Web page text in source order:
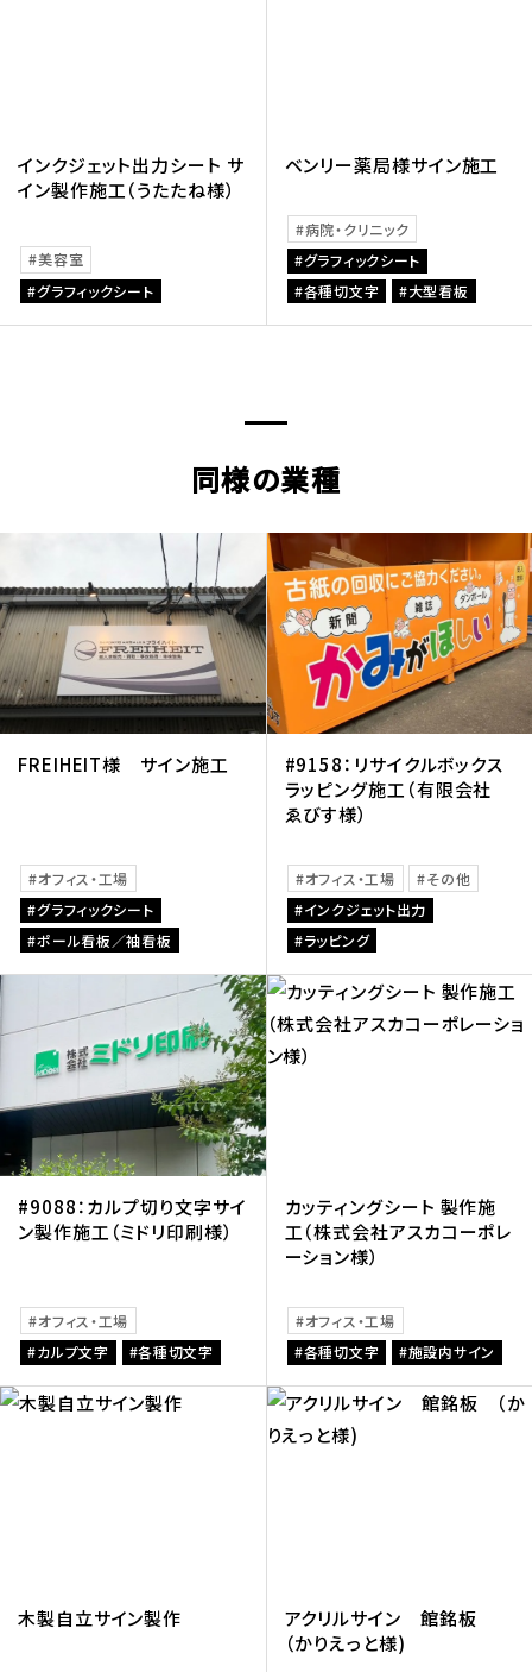
インクジェット出力シート サ
イン製作施工（うたたね様）
美容室
グラフィックシート
ベンリー薬局様サイン施工
病院・クリニック
グラフィックシート
各種切文字
大型看板
同様の業種
FREIHEIT様 サイン施工
オフィス・工場
グラフィックシート
ポール看板／袖看板
#9158：リサイクルボックス
ラッピング施工（有限会社
ゑびす様）
オフィス・工場
その他
インクジェット出力
ラッピング
#9088：カルプ切り文字サイ
ン製作施工（ミドリ印刷様）
オフィス・工場
カルプ文字
各種切文字
カッティングシート 製作施
工（株式会社アスカコーポレ
ーション様）
オフィス・工場
各種切文字
施設内サイン
木製自立サイン製作
アクリルサイン 館銘板
（かりえっと様)